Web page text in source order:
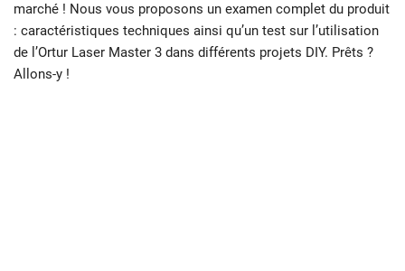
marché ! Nous vous proposons un examen complet du produit
: caractéristiques techniques ainsi qu’un test sur l’utilisation
de l’Ortur Laser Master 3 dans différents projets DIY. Prêts ?
Allons-y !